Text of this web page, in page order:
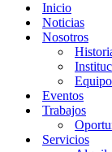
Inicio
Noticias
Nosotros
Eventos
Trabajos
Servicios